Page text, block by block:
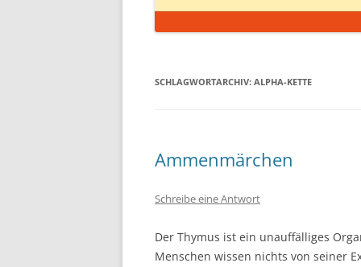
SCHLAGWORTARCHIV: ALPHA-KETTE
Ammenmärchen
Schreibe eine Antwort
Der Thymus ist ein unauffälliges
Menschen wissen nichts von seiner